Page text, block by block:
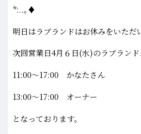
*:..｡♦
明日はラブランドはお休みをいただ
次回営業日4月６日(水)のラブランド
11:00～17:00 かなたさん
13:00～17:00 オーナー
となっております。